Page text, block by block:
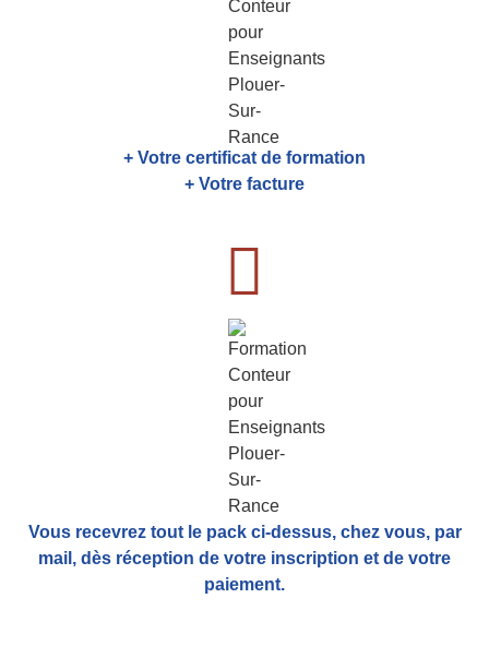
+ Votre certificat de formation
+ Votre facture
Vous recevrez tout le pack ci-dessus, chez vous, par
mail, dès réception de votre inscription et de votre
paiement.